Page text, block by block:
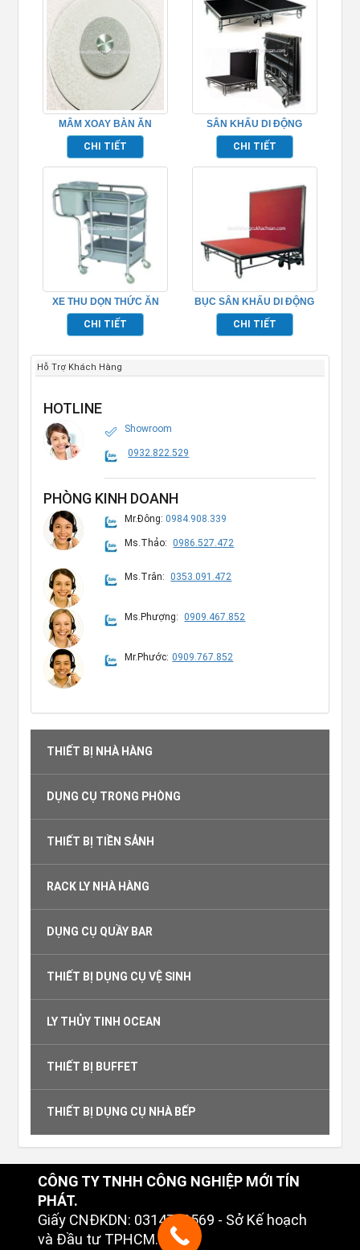
MÂM XOAY BÀN ĂN
TP681048
CHI TIẾT
SÂN KHẤU DI ĐỘNG
TP968013
CHI TIẾT
XE THU DỌN THỨC ĂN
TP_680115
CHI TIẾT
BỤC SÂN KHẤU DI ĐỘNG
TP968011
CHI TIẾT
Hỗ Trợ Khách Hàng
HOTLINE
Showroom
0932.822.529
PHÒNG KINH DOANH
Mr.Đông:0984.908.339
Ms.Thảo: 0986.527.472
Ms.Trân: 0353.091.472
Ms.Phượng: 0909.467.852
Mr.Phước: 0909.767.852
THIẾT BỊ NHÀ HÀNG
DỤNG CỤ TRONG PHÒNG
THIẾT BỊ TIỀN SẢNH
RACK LY NHÀ HÀNG
DỤNG CỤ QUẦY BAR
THIẾT BỊ DỤNG CỤ VỆ SINH
LY THỦY TINH OCEAN
THIẾT BỊ BUFFET
THIẾT BỊ DỤNG CỤ NHÀ BẾP
CÔNG TY TNHH CÔNG NGHIỆP MỚI TÍN
PHÁT.
Giấy CNĐKDN: 0314749569 - Sở Kế hoạch
và Đầu tư TPHCM.